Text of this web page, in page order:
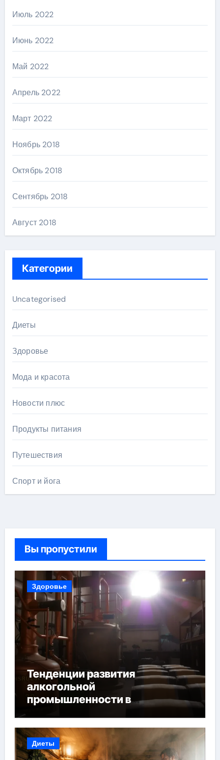
Июль 2022
Июнь 2022
Май 2022
Апрель 2022
Март 2022
Ноябрь 2018
Октябрь 2018
Сентябрь 2018
Август 2018
Категории
Uncategorised
Диеты
Здоровье
Мода и красота
Новости плюс
Продукты питания
Путешествия
Спорт и йога
Вы пропустили
Здоровье
Тенденции развития
алкогольной
промышленности в
Диеты